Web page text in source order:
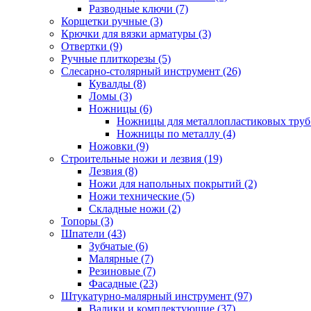
Разводные ключи (7)
Корщетки ручные (3)
Крючки для вязки арматуры (3)
Отвертки (9)
Ручные плиткорезы (5)
Слесарно-столярный инструмент (26)
Кувалды (8)
Ломы (3)
Ножницы (6)
Ножницы для металлопластиковых
Ножницы по металлу (4)
Ножовки (9)
Строительные ножи и лезвия (19)
Лезвия (8)
Ножи для напольных покрытий (2)
Ножи технические (5)
Складные ножи (2)
Топоры (3)
Шпатели (43)
Зубчатые (6)
Малярные (7)
Резиновые (7)
Фасадные (23)
Штукатурно-малярный инструмент (97)
Валики и комплектующие (37)